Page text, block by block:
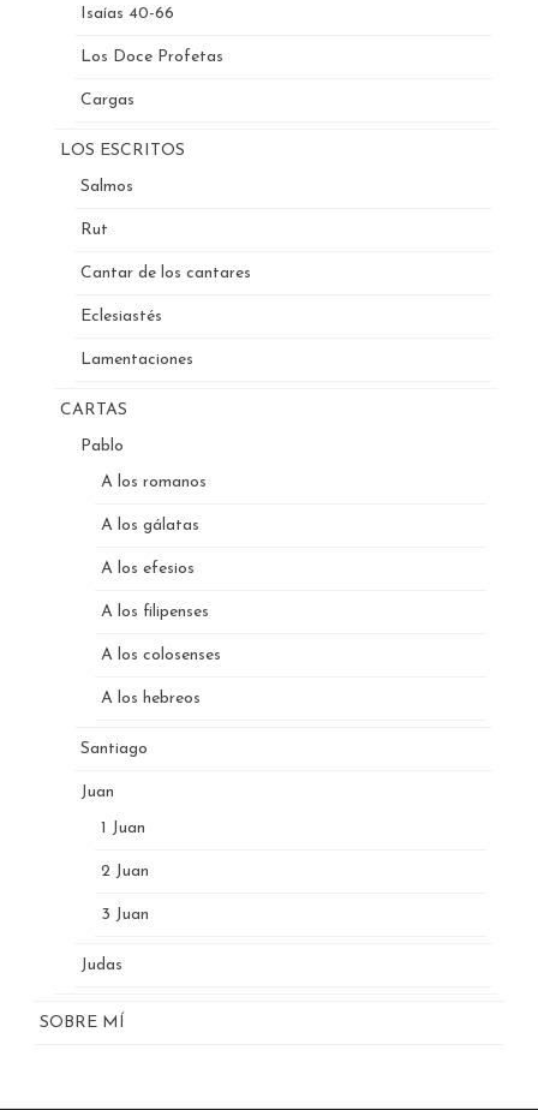
Isaías 40-66
Los Doce Profetas
Cargas
LOS ESCRITOS
Salmos
Rut
Cantar de los cantares
Eclesiastés
Lamentaciones
CARTAS
Pablo
A los romanos
A los gálatas
A los efesios
A los filipenses
A los colosenses
A los hebreos
Santiago
Juan
1 Juan
2 Juan
3 Juan
Judas
SOBRE MÍ